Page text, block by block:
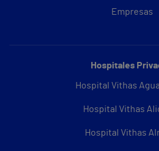
Empresas
Hospitales
Hospital Vithas
Hospital Vithas
Hospital Vithas